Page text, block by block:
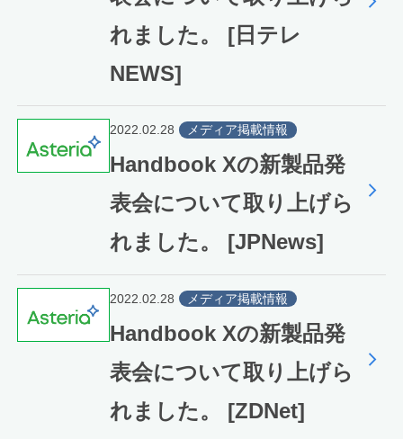
れました。 [日テレ
NEWS]
2022.02.28 メディア掲載情報
Handbook Xの新製品発
表会について取り上げら
れました。 [JPNews]
2022.02.28 メディア掲載情報
Handbook Xの新製品発
表会について取り上げら
れました。 [ZDNet]